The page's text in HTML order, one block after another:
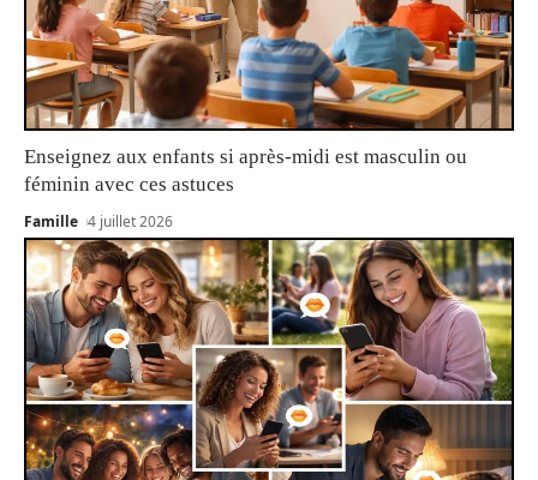
Enseignez aux enfants si après-midi est masculin ou
féminin avec ces astuces
Famille 4 juillet 2026